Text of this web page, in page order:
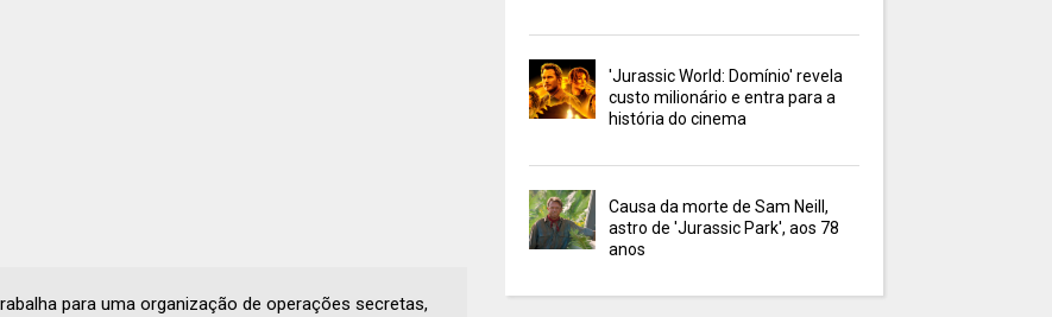
para uma organização de operações secretas,
'Jurassic World: Domínio' revela
custo milionário e entra para a
história do cinema
Causa da morte de Sam Neill,
astro de 'Jurassic Park', aos 78
anos